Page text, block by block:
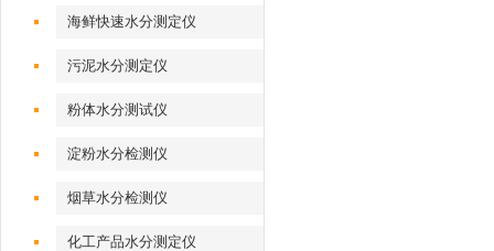
海鲜快速水分测定仪
污泥水分测定仪
粉体水分测试仪
淀粉水分检测仪
烟草水分检测仪
化工产品水分测定仪